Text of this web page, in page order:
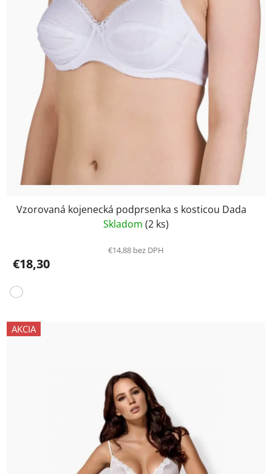
Vzorovaná kojenecká podprsenka s kosticou Dada
Skladom (2 ks)
€14,88 bez DPH
€18,30
AKCIA